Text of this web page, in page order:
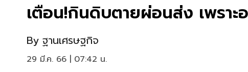
เตือน!กินดิบตายผ่อนส่ง เพราะ
By ฐานเศรษฐกิจ
29 มี.ค. 66 | 07:42 น.